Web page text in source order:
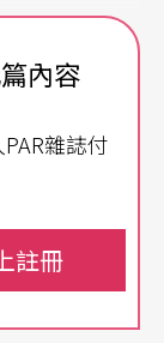
性，情感細
嚴苛樂評的
歲更進入巴
）都是法
爾的弟子，
內容
雜誌付
註冊